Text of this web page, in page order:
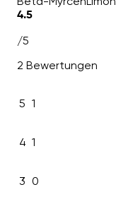
4.5
/5
2 Bewertungen
5 1
4 1
3 0